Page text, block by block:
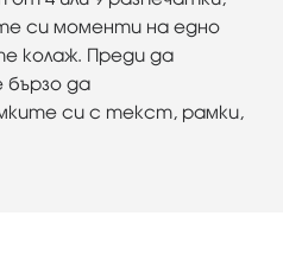
си моменти на едно
колаж. Преди да
да
си с текст, рамки,